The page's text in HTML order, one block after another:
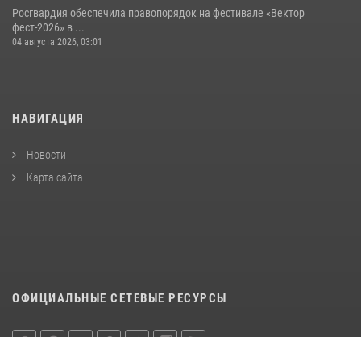
Росгвардия обеспечила правопорядок на фестивале «Вектор
фест-2026» в ...
04 августа 2026, 03:01
НАВИГАЦИЯ
Новости
Карта сайта
ОФИЦИАЛЬНЫЕ СЕТЕВЫЕ РЕСУРСЫ